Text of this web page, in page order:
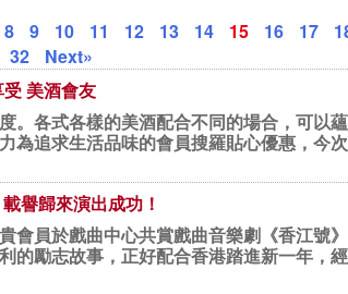
8 9 10 11 12 13 14 15 16 17
32
Next»
美酒會友
。各式各樣的美酒配合不同的場合，可以
為追求生活品味的會員搜羅貼心優惠，今
譽歸來演出成功！
會員於戲曲中心共賞戲曲音樂劇《香江號
的勵志故事，正好配合香港踏進新一年，